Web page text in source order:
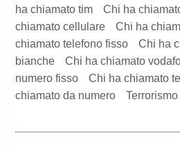
ha chiamato tim Chi ha
chiamato cellulare
Chi ha
chiamato telefono fisso
Chi ha
bianche
Chi ha chiamato
numero fisso
Chi ha chiamato
chiamato da numero